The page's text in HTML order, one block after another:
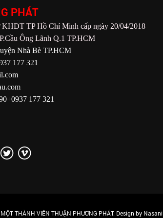
PHÁT
TP Hồ Chí Minh cấp ngày 20/04/2018
Ông Lãnh Q.1 TP.HCM
Nhà Bè TP.HCM
177 321
177 321
THÀNH VIÊN THUẬN PHƯƠNG PHÁT. Design by Nasani